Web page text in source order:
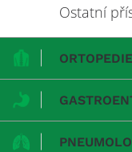
Ostatní